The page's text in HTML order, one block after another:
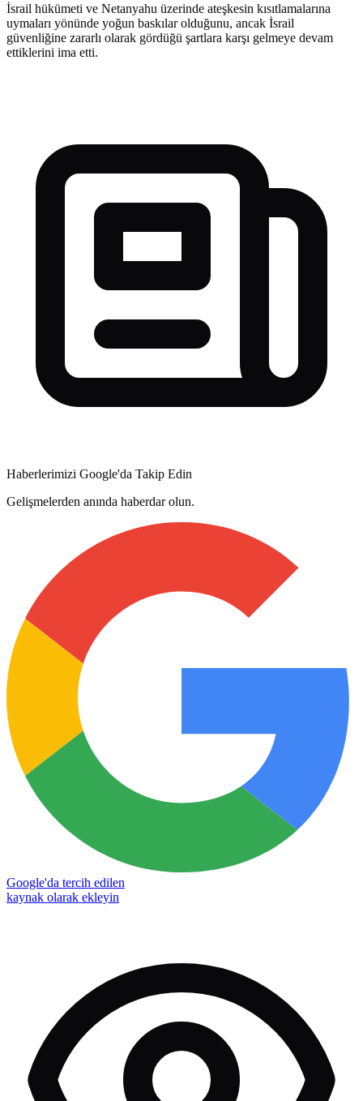
İsrail hükümeti ve Netanyahu üzerinde ateşkesin kısıtlamalarına
uymaları yönünde yoğun baskılar olduğunu, ancak İsrail
güvenliğine zararlı olarak gördüğü şartlara karşı gelmeye devam
ettiklerini ima etti.
Haberlerimizi Google'da Takip Edin
Gelişmelerden anında haberdar olun.
Google'da tercih edilen
kaynak olarak ekleyin